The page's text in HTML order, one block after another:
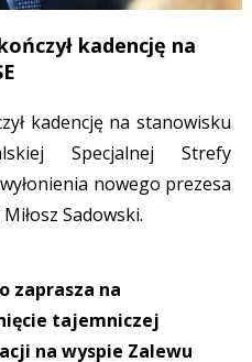
kadencję na
kadencję na stanowisku
Specjalnej Strefy
nowego prezesa
Sadowski.
zaprasza na
tajemniczej
na wyspie Zalewu